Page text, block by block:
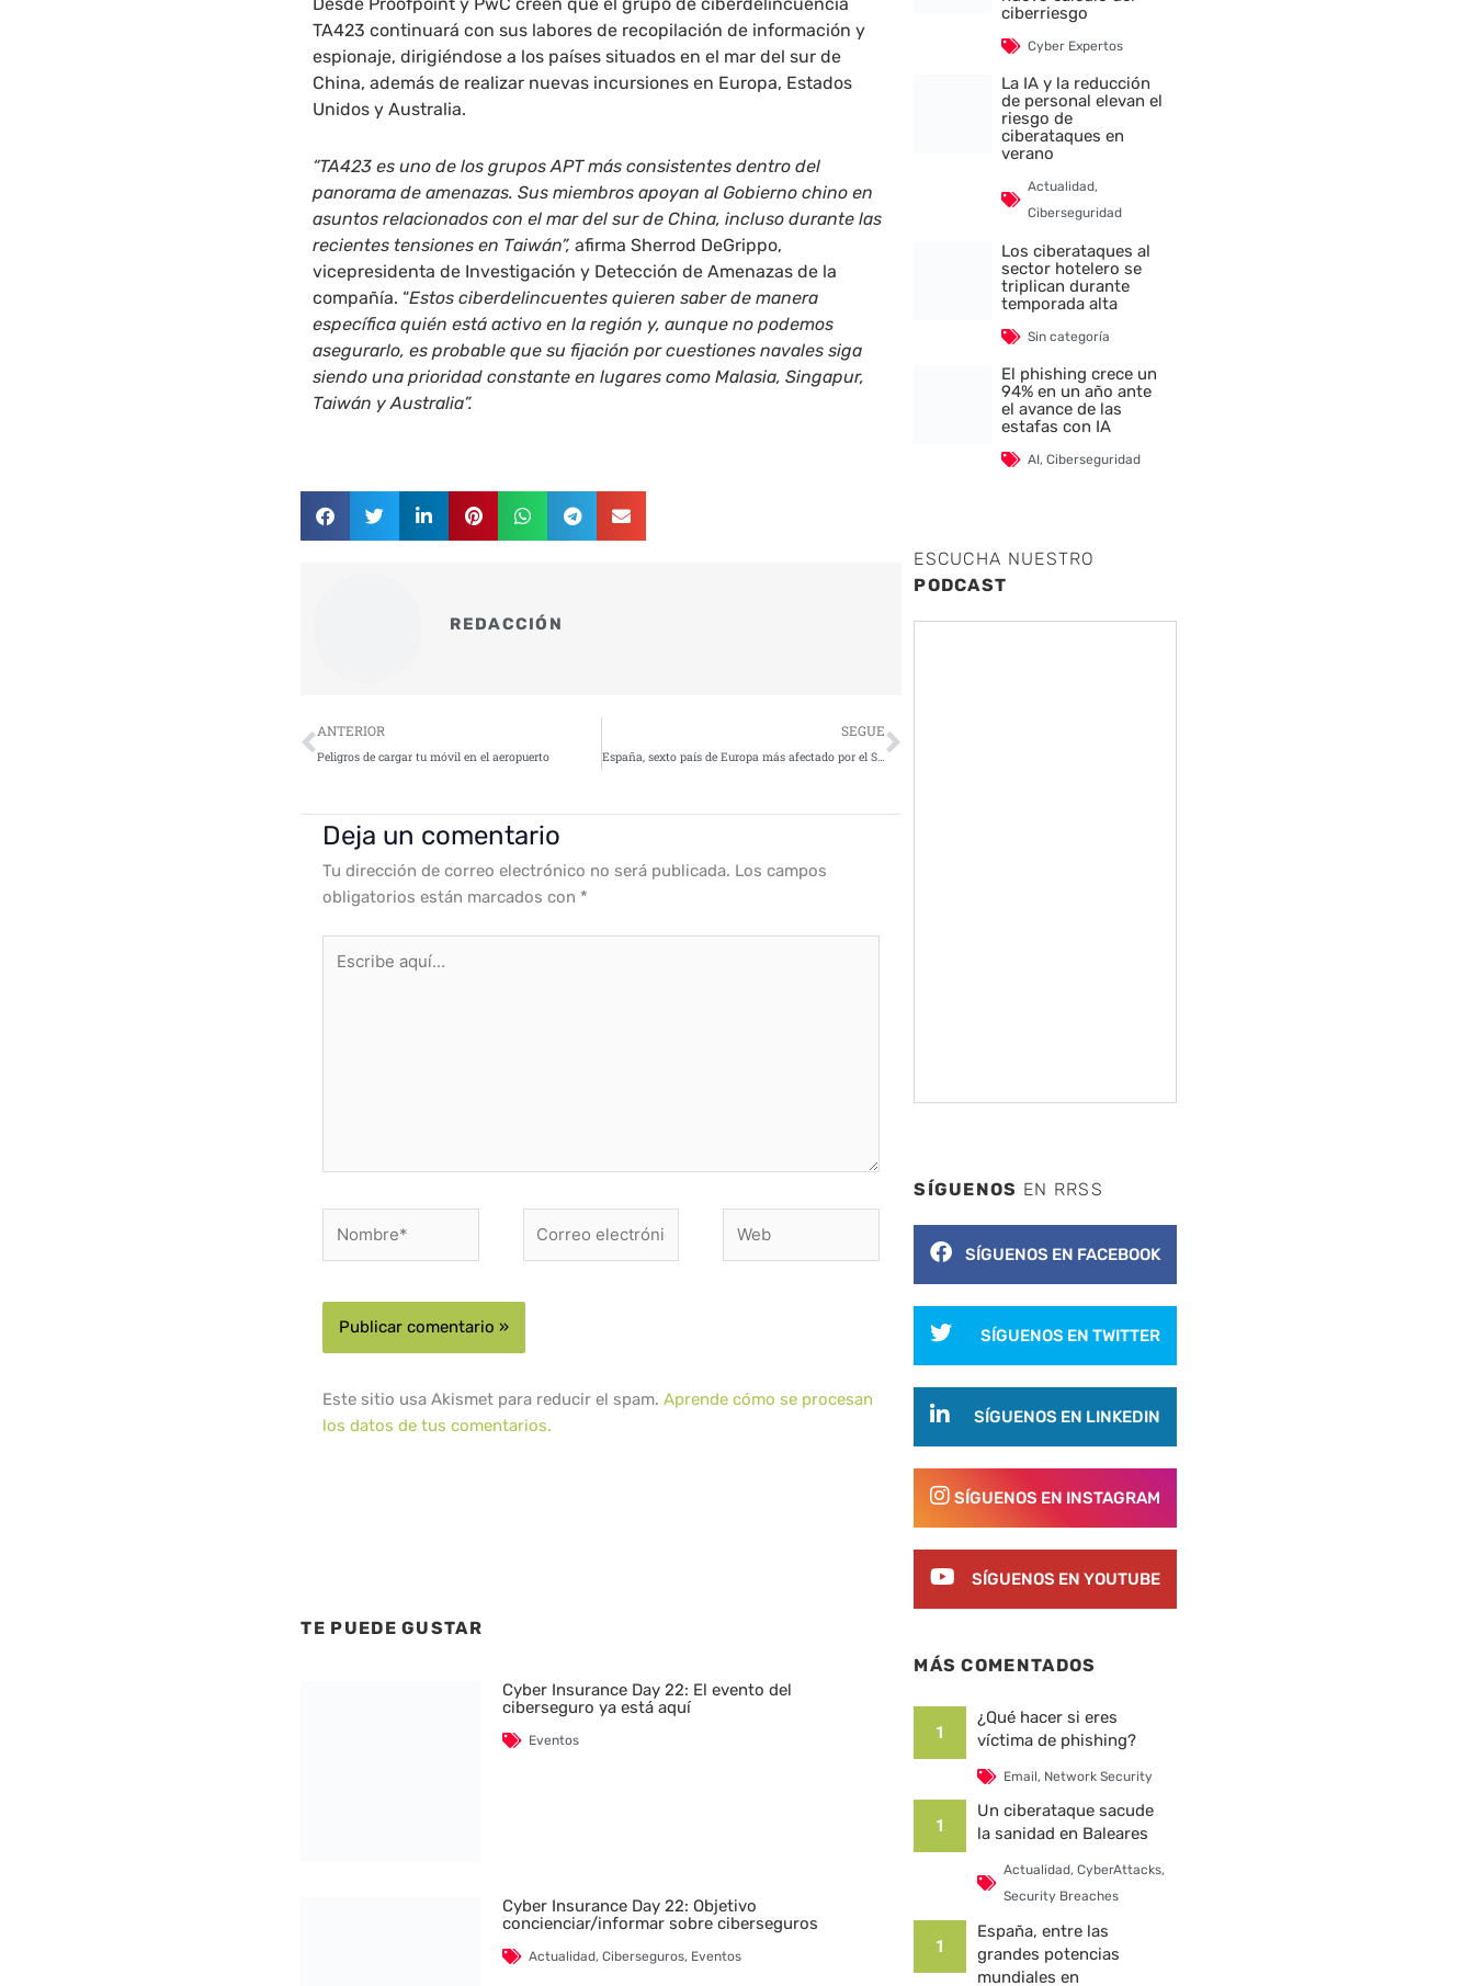
TA423 continuará con sus labores de recopilación de información y
espionaje, dirigiéndose a los países situados en el mar del sur de
China, además de realizar nuevas incursiones en Europa, Estados
Unidos y Australia.
“TA423 es uno de los grupos APT más consistentes dentro del
panorama de amenazas. Sus miembros apoyan al Gobierno chino en
asuntos relacionados con el mar del sur de China, incluso durante las
recientes tensiones en Taiwán”, afirma Sherrod DeGrippo,
vicepresidenta de Investigación y Detección de Amenazas de la
compañía. “Estos ciberdelincuentes quieren saber de manera
específica quién está activo en la región y, aunque no podemos
asegurarlo, es probable que su fijación por cuestiones navales siga
siendo una prioridad constante en lugares como Malasia, Singapur,
Taiwán y Australia”.
REDACCIÓN
Ant
ANTERIOR
Peligros de cargar tu móvil en el aeropuerto
SEGUE
España, sexto país de Europa más afectado por el Stalkerware
Siguiente
Deja un comentario
Tu dirección de correo electrónico no será publicada. Los campos
obligatorios están marcados con *
aquí...
electrónico*
Este sitio usa Akismet para reducir el spam.Aprende cómo se procesan
los datos de tus comentarios.
TE PUEDE GUSTAR
Cyber Insurance Day 22: El evento del
ciberseguro ya está aquí
Eventos
Cyber Insurance Day 22: Objetivo
concienciar/informar sobre ciberseguros
Actualidad, Ciberseguros, Eventos
ciberriesgo
Cyber Expertos
La IA y la reducción
de personal elevan el
riesgo de
ciberataques en
verano
Actualidad,
Ciberseguridad
Los ciberataques al
sector hotelero se
triplican durante
temporada alta
Sin categoría
El phishing crece un
94% en un año ante
el avance de las
estafas con IA
AI,Ciberseguridad
ESCUCHA NUESTRO
PODCAST
SÍGUENOS EN RRSS
SÍGUENOS EN FACEBOOK
SÍGUENOS EN TWITTER
SÍGUENOS EN LINKEDIN
SÍGUENOS EN INSTAGRAM
SÍGUENOS EN YOUTUBE
MÁS COMENTADOS
1
¿Qué hacer si eres
víctima de phishing?
Email, Network Security
1
Un ciberataque sacude
la sanidad en Baleares
Actualidad, CyberAttacks,
Security Breaches
1
España, entre las
grandes potencias
mundiales en